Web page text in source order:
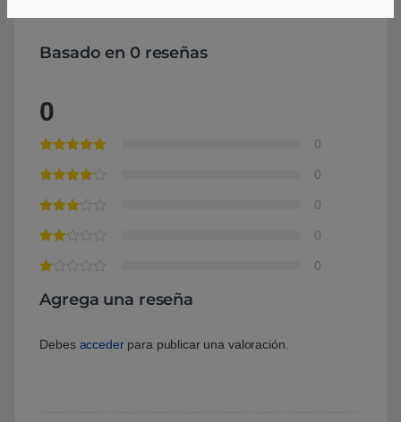
Basado en 0 reseñas
0
0
0
0
0
0
Agrega una reseña
Debes accederpara publicar una valoración.